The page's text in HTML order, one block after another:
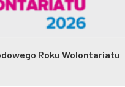
Roku Wolontariatu